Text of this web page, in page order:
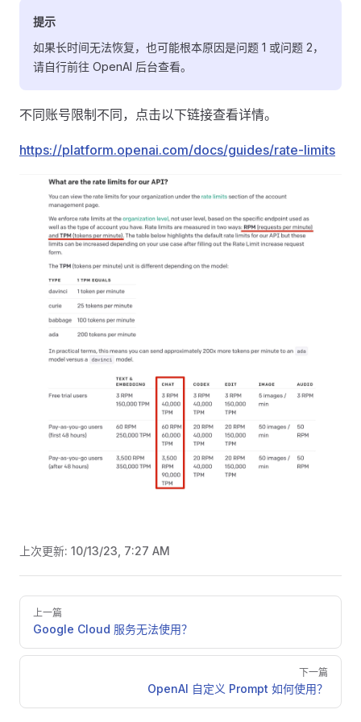
提示
如果长时间无法恢复，也可能根本原因是问题 1 或问题 2，
请自行前往 OpenAI 后台查看。
不同账号限制不同，点击以下链接查看详情。
https://platform.openai.com/docs/guides/rate-limits
上次更新: 10/13/23, 7:27 AM
Pager
上一篇
Google Cloud 服务无法使用？
下一篇
OpenAI 自定义 Prompt 如何使用？